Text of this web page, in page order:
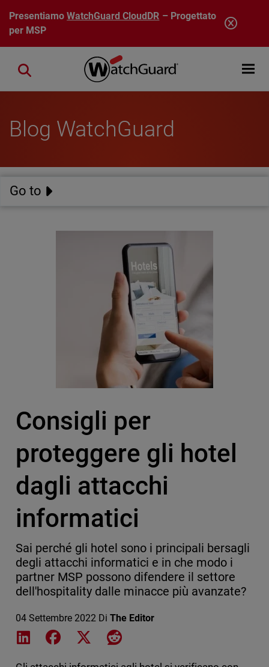
Salta al contenuto principale
PresentiamoWatchGuard CloudDR – Progettato
per MSP
Open
Close search
Blog WatchGuard
Go to
Consigli per
proteggere gli hotel
dagli attacchi
informatici
Sai perché gli hotel sono i principali bersagli
degli attacchi informatici e in che modo i
partner MSP possono difendere il settore
dell'hospitality dalle minacce più avanzate?
04 Settembre 2022 Di The Editor
Share on LinkedIn
Share on Facebook
Share on XShare on Reddit